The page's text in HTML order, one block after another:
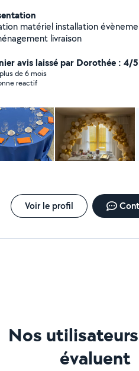
matériel installation
livraison
avis laissé par Dorothée : 4/5
de 6 mois
reactif
Voir le profil
Nos
évaluent